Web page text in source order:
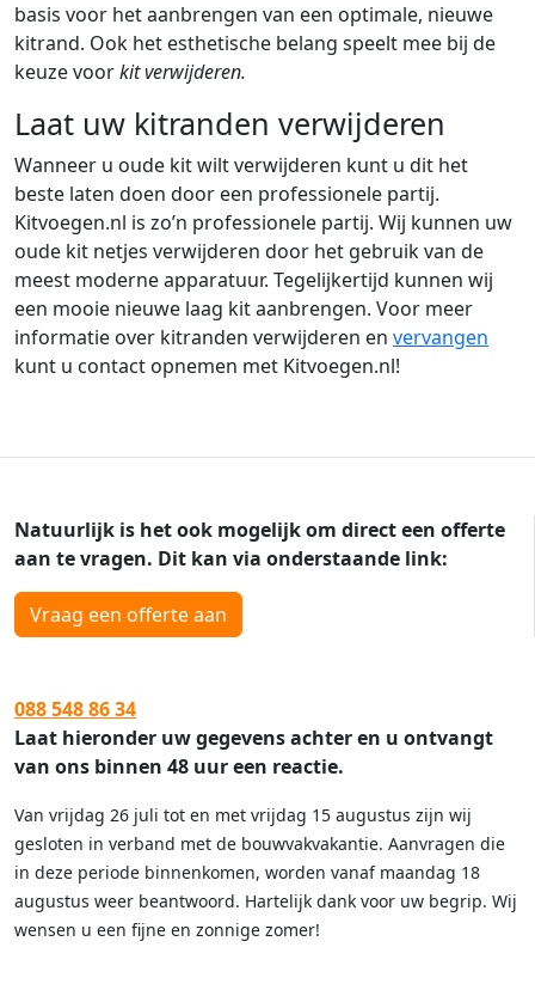
basis voor het aanbrengen van een optimale, nieuwe
kitrand. Ook het esthetische belang speelt mee bij de
keuze voorkit verwijderen.
Laat uw kitranden verwijderen
Wanneer u oude kit wilt verwijderen kunt u dit het
beste laten doen door een professionele partij.
Kitvoegen.nl is zo’n professionele partij. Wij kunnen uw
oude kit netjes verwijderen door het gebruik van de
meest moderne apparatuur. Tegelijkertijd kunnen wij
een mooie nieuwe laag kit aanbrengen. Voor meer
informatie over kitranden verwijderen en vervangen
kunt u contact opnemen met Kitvoegen.nl!
Natuurlijk is het ook mogelijk om direct een offerte
aan te vragen. Dit kan via onderstaande link:
Vraag een offerte aan
088 548 86 34
Laat hieronder uw gegevens achter en u ontvangt
van ons binnen 48 uur een reactie.
Van vrijdag 26 juli tot en met vrijdag 15 augustus zijn wij
gesloten in verband met de bouwvakvakantie. Aanvragen die
in deze periode binnenkomen, worden vanaf maandag 18
augustus weer beantwoord. Hartelijk dank voor uw begrip. Wij
wensen u een fijne en zonnige zomer!